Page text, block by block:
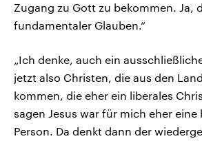
Zugang zu Gott zu bekommen. Ja,
fundamentaler Glauben.“
„Ich denke, auch ein
jetzt also Christen, die aus den
kommen, die eher ein liberales
sagen Jesus war für mich eher
Person. Da denkt dann der